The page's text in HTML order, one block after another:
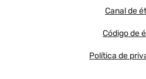
Canal de
Código de
Política de